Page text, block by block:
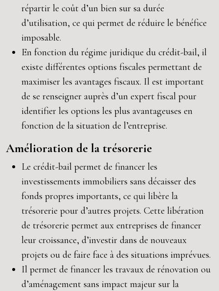
répartir le coût d’un bien sur sa durée
d’utilisation, ce qui permet de réduire le bénéfice
imposable.
En fonction du régime juridique du crédit-bail, il
existe différentes options fiscales permettant de
maximiser les avantages fiscaux. Il est important
de se renseigner auprès d’un expert fiscal pour
identifier les options les plus avantageuses en
fonction de la situation de l’entreprise.
Amélioration de la trésorerie
Le crédit-bail permet de financer les
investissements immobiliers sans décaisser des
fonds propres importants, ce qui libère la
trésorerie pour d’autres projets. Cette libération
de trésorerie permet aux entreprises de financer
leur croissance, d’investir dans de nouveaux
projets ou de faire face à des situations imprévues.
Il permet de financer les travaux de rénovation ou
d’aménagement sans impact majeur sur la